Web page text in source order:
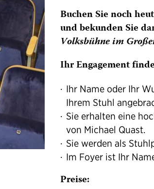
Buchen Sie noch
und bekunden Sie
Volksbühne im
Ihr Engagement
Ihr Name oder Ihr
Ihrem Stuhl
Sie erhalten eine
von Michael Quast.
Sie werden als
Im Foyer ist Ihr
Preise: